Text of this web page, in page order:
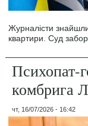
Журналісти
квартири. Суд
Психопат-
комбрига
чт, 16/07/2026 - 16:42